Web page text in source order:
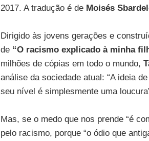
2017. A tradução é de Moisés
Dirigido às jovens gerações e
de “O racismo explicado à minha
milhões de cópias em todo o mundo,
análise da sociedade atual: “A ideia
seu nível é simplesmente uma
Mas, se o medo que nos prende “é
pelo racismo, porque “o ódio que